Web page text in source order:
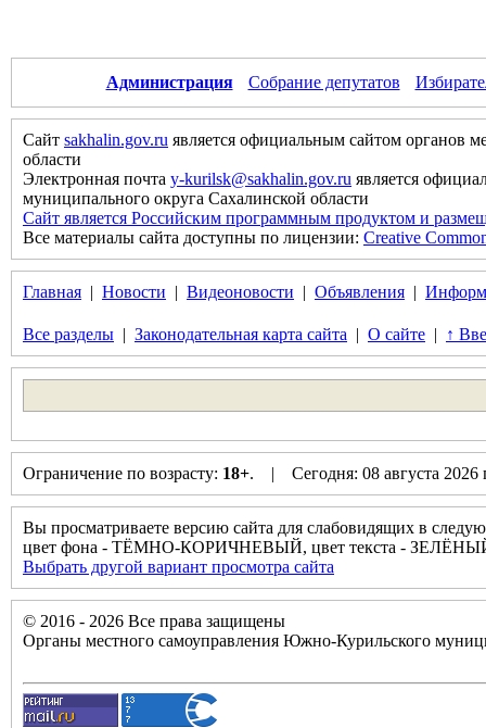
Администрация Собрание депутатов
Сайт sakhalin.gov.ru является официальным сайтом органов
области
Электронная почта y-kurilsk@sakhalin.gov.ru является
муниципального округа Сахалинской области
Сайт является Российским программным продуктом и
Все материалы сайта доступны по лицензии: Creative
Главная | Новости | Видеоновости | Объявления |
Все разделы | Законодательная карта сайта | О сайте | ↑
Ограничение по возрасту: 18+. | Сегодня: 08 августа
Вы просматриваете версию сайта для слабовидящих в
цвет фона - ТЁМНО-КОРИЧНЕВЫЙ, цвет текста -
Выбрать другой вариант просмотра сайта
© 2016 - 2026 Все права защищены
Органы местного самоуправления Южно-Курильского